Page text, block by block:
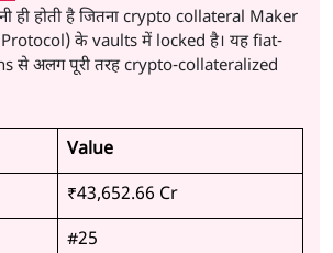
ही होती है जितना crypto collateral Maker
के vaults में locked है। यह fiat-
से अलग पूरी तरह crypto-collateralized
Value
₹43,652.66 Cr
#25